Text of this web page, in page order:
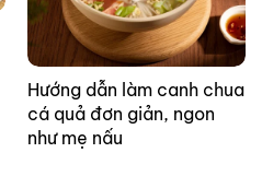
Hướng dẫn làm canh chua
cá quả đơn giản, ngon
như mẹ nấu